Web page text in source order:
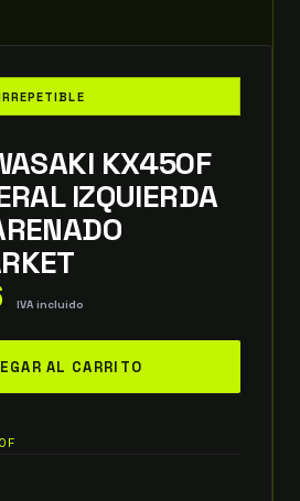
KX450F
IZQUIERDA
IVA incluido
AL CARRITO